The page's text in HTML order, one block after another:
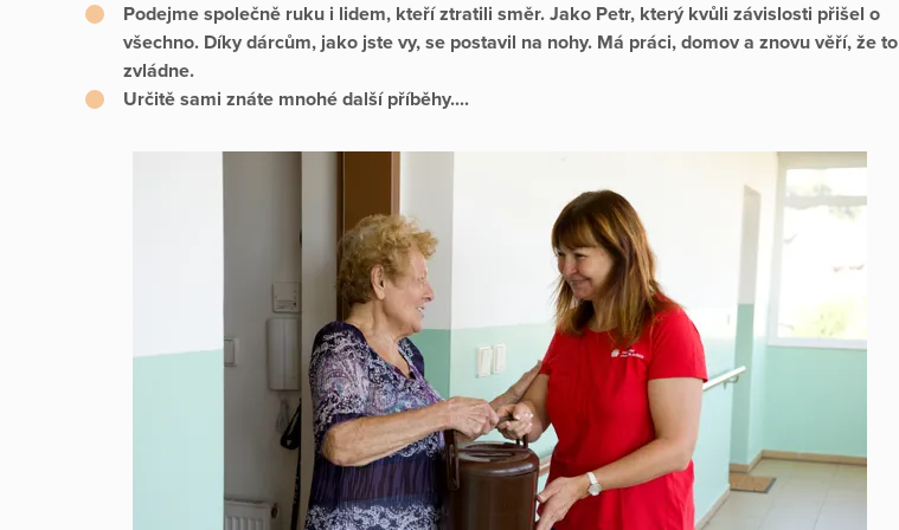
Podejme společně ruku i lidem, kteří ztratili směr. Jako Petr, který kvůli závislosti přišel o
všechno. Díky dárcům, jako jste vy, se postavil na nohy. Má práci, domov a znovu věří, že to
zvládne.
Určitě sami znáte mnohé další příběhy....